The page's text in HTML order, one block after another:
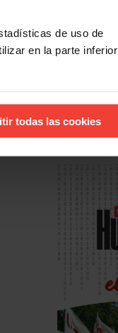
de uso de
en la parte
todas las cookies